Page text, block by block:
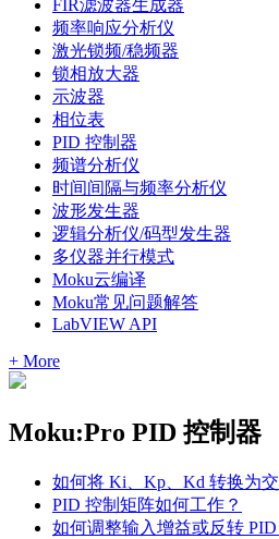
FIR滤波器生成器
频率响应分析仪
激光锁频/稳频器
锁相放大器
示波器
相位表
PID 控制器
频谱分析仪
时间间隔与频率分析仪
波形发生器
逻辑分析仪/码型发生器
多仪器并行模式
Moku云编译
Moku常见问题解答
LabVIEW API
+ More
Moku:Pro PID 控制器
如何将 Ki、Kp、Kd 转换为
PID 控制矩阵如何工作？
如何调整输入增益或反转 PID